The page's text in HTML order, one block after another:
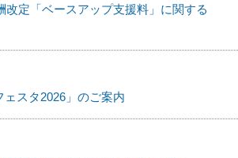
改定「ベースアップ支援料」に関する
ェスタ2026」のご案内